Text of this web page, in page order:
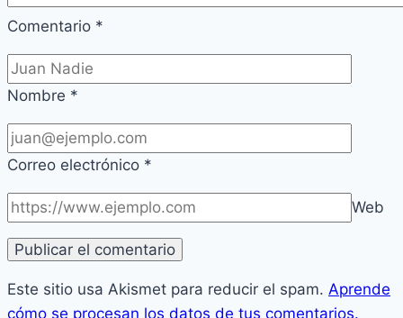
Comentario *
Nombre *
Correo electrónico *
Web
Este sitio usa Akismet para reducir el spam. Aprende
cómo se procesan los datos de tus comentarios.